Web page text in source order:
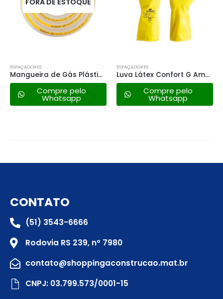
ESPAÇADORES
Mangueira de Gás Plástica Normatizada Glp Rl C/ Tarja Amarela 1,20m
Compre pelo
Whatsapp
ESPAÇADORES
Luva Látex Confort G Amarela
Compre pelo
Whatsapp
CONTATO
(51) 3543-6666
Rodovia RS 239, nº 7980
contato@shoppingaconstrucao.mat.br
CNPJ: 03.799.573/0001-15